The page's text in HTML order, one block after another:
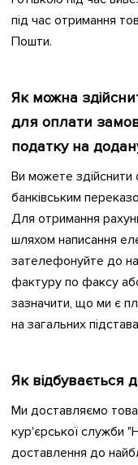
під час отримання
Пошти.
Як можна
для оплати
податку на
Ви можете
банківським
Для отримання
шляхом написання
зателефонуйте до
фактуру по факсу
зазначити, що ми є
на загальних
Як відбувається
Ми доставляємо
кур'єрської служби
доставлення до